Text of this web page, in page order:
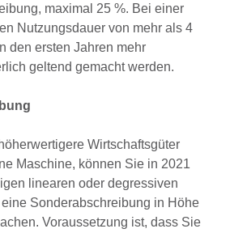
maximal 25 %. Bei einer
Nutzungsdauer von mehr als 4
den ersten Jahren mehr
geltend gemacht werden.
Wirtschaftsgüter
Maschine, können Sie in 2021
linearen oder degressiven
Sonderabschreibung in Höhe
Voraussetzung ist, dass Sie